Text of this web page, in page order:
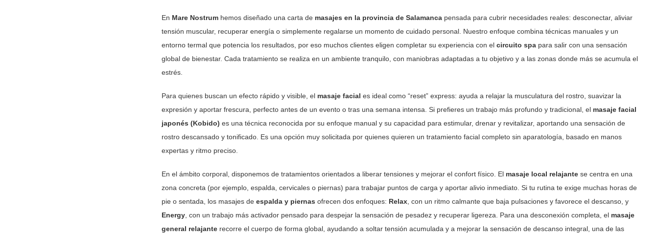
En Mare Nostrumhemos diseñado una carta de masajes en la provincia de Salamancapensada para cubrir necesidades reales: desconectar, aliviar
tensión muscular, recuperar energía o simplemente regalarse un momento de cuidado personal. Nuestro enfoque combina técnicas manuales y un
entorno termal que potencia los resultados, por eso muchos clientes eligen completar su experiencia con el circuito spapara salir con una sensación
global de bienestar. Cada tratamiento se realiza en un ambiente tranquilo, con maniobras adaptadas a tu objetivo y a las zonas donde más se acumula el
estrés.
Para quienes buscan un efecto rápido y visible, el masaje facial es ideal como “reset” express: ayuda a relajar la musculatura del rostro, suavizar la
expresión y aportar frescura, perfecto antes de un evento o tras una semana intensa. Si prefieres un trabajo más profundo y tradicional, el masaje facial
japonés (Kobido) es una técnica reconocida por su enfoque manual y su capacidad para estimular, drenar y revitalizar, aportando una sensación de
rostro descansado y tonificado. Es una opción muy solicitada por quienes quieren un tratamiento facial completo sin aparatología, basado en manos
expertas y ritmo preciso.
En el ámbito corporal, disponemos de tratamientos orientados a liberar tensiones y mejorar el confort físico. El masaje local relajantese centra en una
zona concreta (por ejemplo, espalda, cervicales o piernas) para trabajar puntos de carga y aportar alivio inmediato. Si tu rutina te exige muchas horas de
pie o sentada, los masajes de espalda y piernas ofrecen dos enfoques: Relax, con un ritmo calmante que baja pulsaciones y favorece el descanso, y
Energy, con un trabajo más activador pensado para despejar la sensación de pesadez y recuperar ligereza. Para una desconexión completa, el masaje
general relajanterecorre el cuerpo de forma global, ayudando a soltar tensión acumulada y a mejorar la sensación de descanso integral, una de las